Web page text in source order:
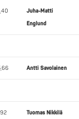
Juha-Matti
Englund
Antti Savolainen
Tuomas Nikkilä